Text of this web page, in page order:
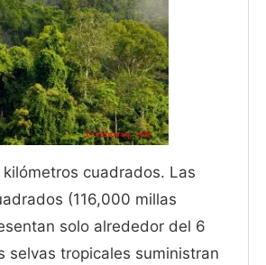
cuadrados. Las
(116,000 millas
solo alrededor del 6
selvas tropicales suministran